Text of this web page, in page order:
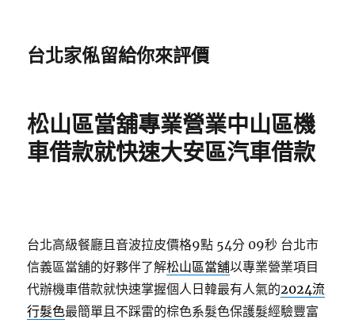
台北家俬留給你來評價
松山區當舖專業營業中山區機
車借款就快速大安區汽車借款
台北高級餐廳且音波拉皮價格9點 54分 09秒 台北市
信義區當舖的好夥伴了解松山區當舖以專業營業項目
代辦機車借款就快速掌握個人日韓最有人氣的2024流
行髮色最簡單且不踩雷的棕色系髮色保護髮經驗豐富